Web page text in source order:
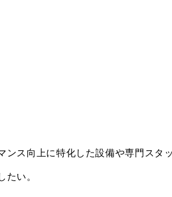
ス向上に特化した設備や専門スタ
い。